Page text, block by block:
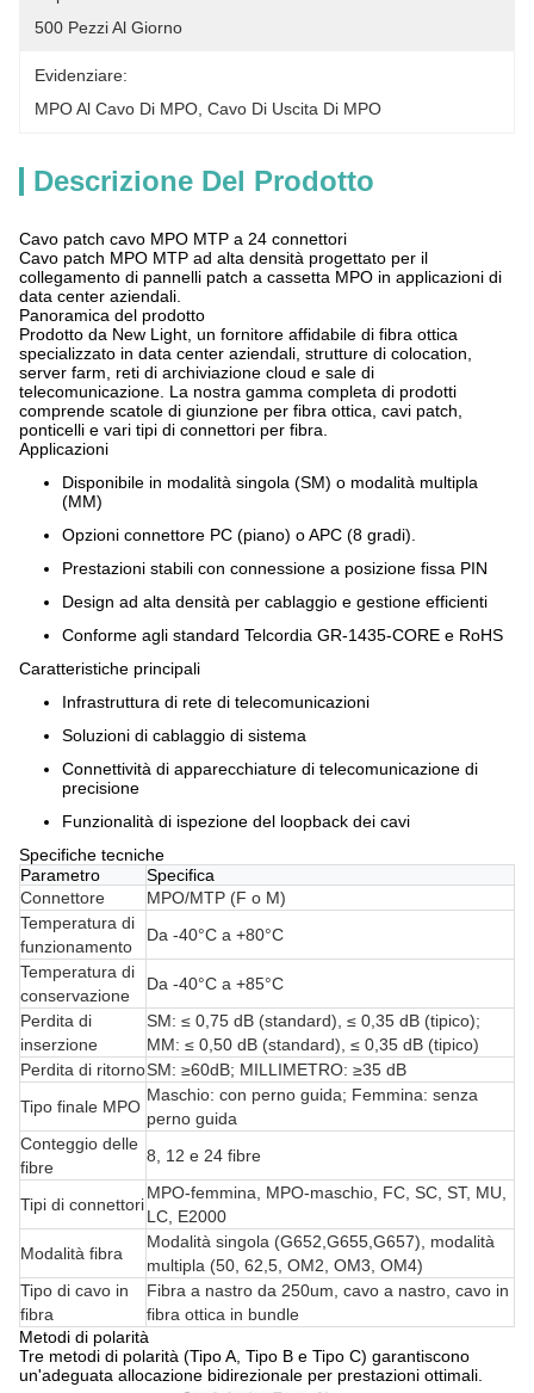
500 Pezzi Al Giorno
Evidenziare:
MPO Al Cavo Di MPO Cavo Di Uscita Di MPO
Descrizione Del Prodotto
Cavo patch cavo MPO MTP a 24 connettori
Cavo patch MPO MTP ad alta densità progettato per il
collegamento di pannelli patch a cassetta MPO in applicazioni di
data center aziendali.
Panoramica del prodotto
Prodotto da New Light, un fornitore affidabile di fibra ottica
specializzato in data center aziendali, strutture di colocation,
server farm, reti di archiviazione cloud e sale di
telecomunicazione. La nostra gamma completa di prodotti
comprende scatole di giunzione per fibra ottica, cavi patch,
ponticelli e vari tipi di connettori per fibra.
Applicazioni
Disponibile in modalità singola (SM) o modalità multipla
(MM)
Opzioni connettore PC (piano) o APC (8 gradi).
Prestazioni stabili con connessione a posizione fissa PIN
Design ad alta densità per cablaggio e gestione efficienti
Conforme agli standard Telcordia GR-1435-CORE e RoHS
Caratteristiche principali
Infrastruttura di rete di telecomunicazioni
Soluzioni di cablaggio di sistema
Connettività di apparecchiature di telecomunicazione di
precisione
Funzionalità di ispezione del loopback dei cavi
Specifiche tecniche
Parametro
Specifica
Connettore
MPO/MTP (F o M)
Temperatura di
funzionamento
Da -40°C a +80°C
Temperatura di
conservazione
Da -40°C a +85°C
Perdita di
inserzione
SM: ≤ 0,75 dB (standard), ≤ 0,35 dB (tipico);
MM: ≤ 0,50 dB (standard), ≤ 0,35 dB (tipico)
Perdita di ritornoSM: ≥60dB; MILLIMETRO: ≥35 dB
Tipo finale MPO
Maschio: con perno guida; Femmina: senza
perno guida
Conteggio delle
fibre
8, 12 e 24 fibre
Tipi di connettori
MPO-femmina, MPO-maschio, FC, SC, ST, MU,
LC, E2000
Modalità fibra
Modalità singola (G652,G655,G657), modalità
multipla (50, 62,5, OM2, OM3, OM4)
Tipo di cavo in
fibra
Fibra a nastro da 250um, cavo a nastro, cavo in
fibra ottica in bundle
Metodi di polarità
Tre metodi di polarità (Tipo A, Tipo B e Tipo C) garantiscono
un'adeguata allocazione bidirezionale per prestazioni ottimali.